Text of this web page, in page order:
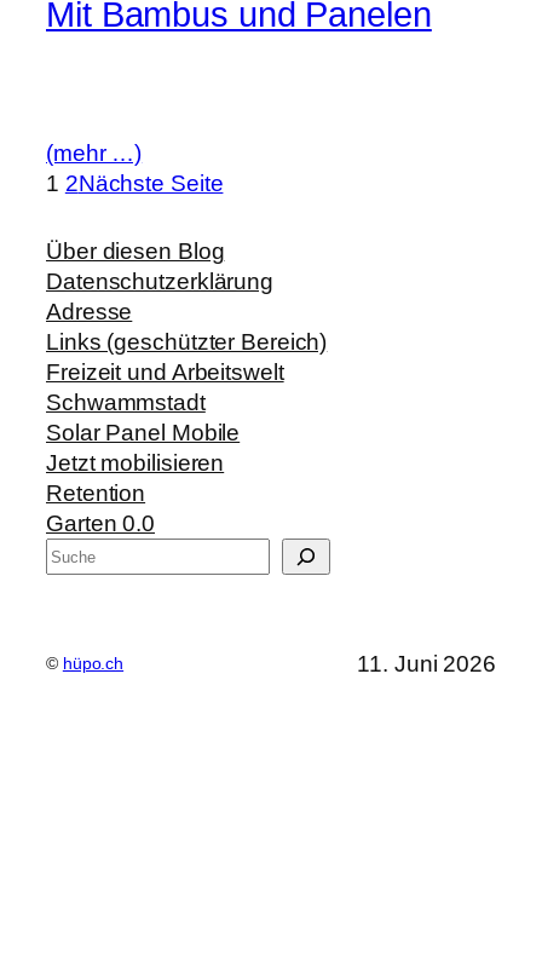
Mit Bambus und Panelen
(mehr …)
1 2Nächste Seite
Über diesen Blog
Datenschutzerklärung
Adresse
Links (geschützter Bereich)
Freizeit und Arbeitswelt
Schwammstadt
Solar Panel Mobile
Jetzt mobilisieren
Retention
Garten 0.0
S
u
e
© hüpo.ch 11. Juni 2026